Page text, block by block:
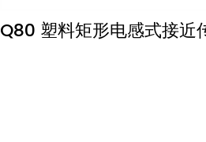
Q80 塑料矩形电感式接近